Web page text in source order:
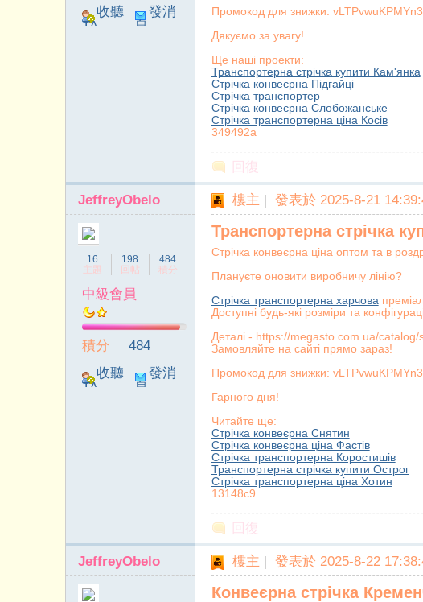
收聽
TA
發消
息
Промокод для знижки:
Дякуємо за увагу!
Ще наші проекти:
Транспортерна стрічка купити Кам'янка
Стрічка конвеєрна Підгайці
Стрічка транспортер
Стрічка конвеєрна Слобожанське
Стрічка транспортерна ціна Косів
349492a
回復
JeffreyObelo
16
主題
198
回帖
484
積分
中級會員
積分
484
收聽
TA
發消
息
樓主 | 發表於 2025-8-21
Транспортерна стрічка
Стрічка конвеєрна ціна оптом та в
Плануєте оновити виробничу лінію?
Стрічка транспортерна харчова
Доступні будь-які розміри та
Деталі - https://megasto.com.ua/
Замовляйте на сайті прямо зараз!
Промокод для знижки:
Гарного дня!
Читайте ще:
Стрічка конвеєрна Снятин
Стрічка конвеєрна ціна Фастів
Стрічка транспортерна Коростишів
Транспортерна стрічка купити Острог
Стрічка транспортерна ціна Хотин
13148c9
回復
JeffreyObelo 樓主 | 發表於 2025-8-22
Конвеєрна стрічка